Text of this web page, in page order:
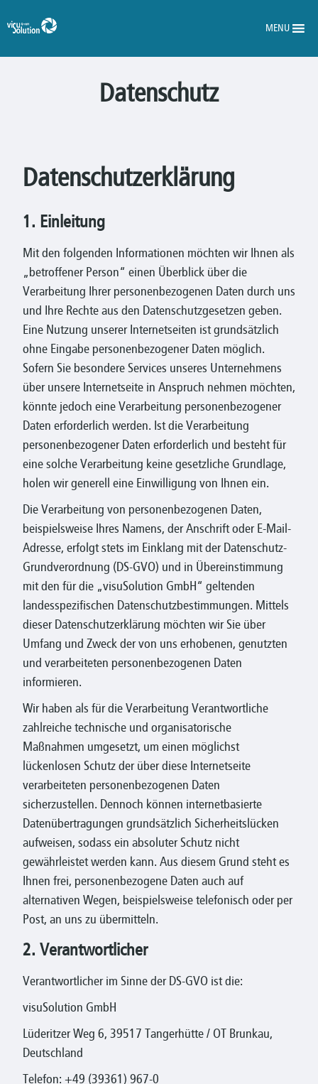
MENU
Datenschutz
Datenschutzerklärung
1. Einleitung
Mit den folgenden Informationen möchten wir Ihnen als
„betroffener Person“ einen Überblick über die
Verarbeitung Ihrer personenbezogenen Daten durch uns
und Ihre Rechte aus den Datenschutzgesetzen geben.
Eine Nutzung unserer Internetseiten ist grundsätzlich
ohne Eingabe personenbezogener Daten möglich.
Sofern Sie besondere Services unseres Unternehmens
über unsere Internetseite in Anspruch nehmen möchten,
könnte jedoch eine Verarbeitung personenbezogener
Daten erforderlich werden. Ist die Verarbeitung
personenbezogener Daten erforderlich und besteht für
eine solche Verarbeitung keine gesetzliche Grundlage,
holen wir generell eine Einwilligung von Ihnen ein.
Die Verarbeitung von personenbezogenen Daten,
beispielsweise Ihres Namens, der Anschrift oder E-Mail-
Adresse, erfolgt stets im Einklang mit der Datenschutz-
Grundverordnung (DS-GVO) und in Übereinstimmung
mit den für die „visuSolution GmbH“ geltenden
landesspezifischen Datenschutzbestimmungen. Mittels
dieser Datenschutzerklärung möchten wir Sie über
Umfang und Zweck der von uns erhobenen, genutzten
und verarbeiteten personenbezogenen Daten
informieren.
Wir haben als für die Verarbeitung Verantwortliche
zahlreiche technische und organisatorische
Maßnahmen umgesetzt, um einen möglichst
lückenlosen Schutz der über diese Internetseite
verarbeiteten personenbezogenen Daten
sicherzustellen. Dennoch können internetbasierte
Datenübertragungen grundsätzlich Sicherheitslücken
aufweisen, sodass ein absoluter Schutz nicht
gewährleistet werden kann. Aus diesem Grund steht es
Ihnen frei, personenbezogene Daten auch auf
alternativen Wegen, beispielsweise telefonisch oder per
Post, an uns zu übermitteln.
2. Verantwortlicher
Verantwortlicher im Sinne der DS-GVO ist die:
visuSolution GmbH
Lüderitzer Weg 6, 39517 Tangerhütte / OT Brunkau,
Deutschland
Telefon: +49 (39361) 967-0